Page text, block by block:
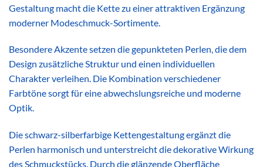
Gestaltung macht die Kette zu einer attraktiven Ergänzung
moderner Modeschmuck-Sortimente.
Besondere Akzente setzen die gepunkteten Perlen, die dem
Design zusätzliche Struktur und einen individuellen
Charakter verleihen. Die Kombination verschiedener
Farbtöne sorgt für eine abwechslungsreiche und moderne
Optik.
Die schwarz-silberfarbige Kettengestaltung ergänzt die
Perlen harmonisch und unterstreicht die dekorative Wirkung
des Schmuckstücks. Durch die glänzende Oberfläche